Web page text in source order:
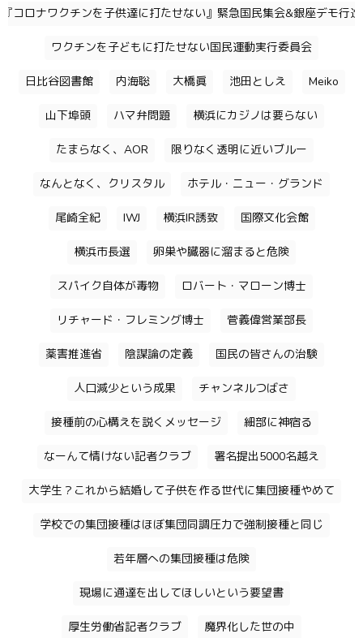
『コロナワクチンを子供達に打たせない』緊急国民集会&銀座デモ行進
ワクチンを子どもに打たせない国民運動実行委員会
日比谷図書館 内海聡 大橋眞 池田としえ Meiko
山下埠頭 ハマ弁問題 横浜にカジノは要らない
たまらなく、AOR 限りなく透明に近いブルー
なんとなく、クリスタル ホテル・ニュー・グランド
尾崎全紀 IWJ 横浜IR誘致 国際文化会館
横浜市長選 卵巣や臓器に溜まると危険
スパイク自体が毒物 ロバート・マローン博士
リチャード・フレミング博士 菅義偉営業部長
薬害推進省 陰謀論の定義 国民の皆さんの治験
人口減少という成果 チャンネルつばさ
接種前の心構えを説くメッセージ 細部に神宿る
なーんて情けない記者クラブ 署名提出5000名越え
大学生？これから結婚して子供を作る世代に集団接種やめて
学校での集団接種はほぼ集団同調圧力で強制接種と同じ
若年層への集団接種は危険
現場に通達を出してほしいという要望書
厚生労働省記者クラブ 魔界化した世の中